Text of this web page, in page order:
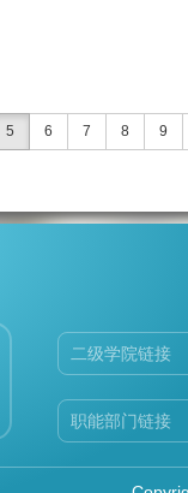
5 6 7 8 9
二级学院链接
职能部门链接